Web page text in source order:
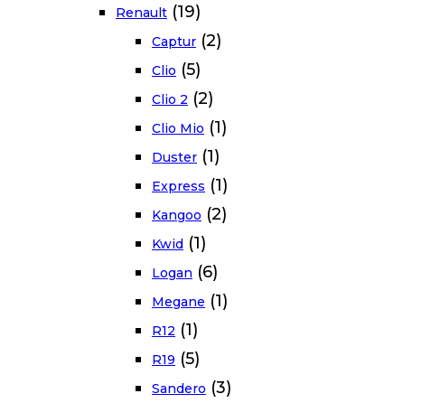
Renault (19)
Captur (2)
Clio (5)
Clio 2 (2)
Clio Mio (1)
Duster (1)
Express (1)
Kangoo (2)
Kwid (1)
Logan (6)
Megane (1)
R12 (1)
R19 (5)
Sandero (3)